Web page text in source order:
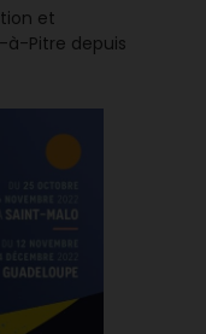
et
à-Pitre depuis